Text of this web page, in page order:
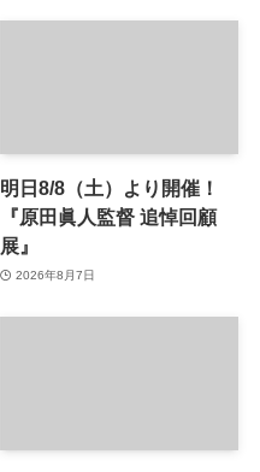
明日8/8（土）より開催！
『原田眞人監督 追悼回顧
展』
2026年8月7日